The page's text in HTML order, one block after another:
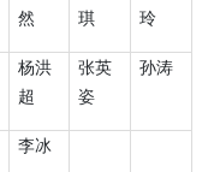
然
琪
玲
杨洪
超
张英
姿
孙涛
李冰